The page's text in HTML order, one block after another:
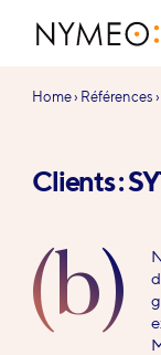
Vous
Home› Références
Clients :
(b)